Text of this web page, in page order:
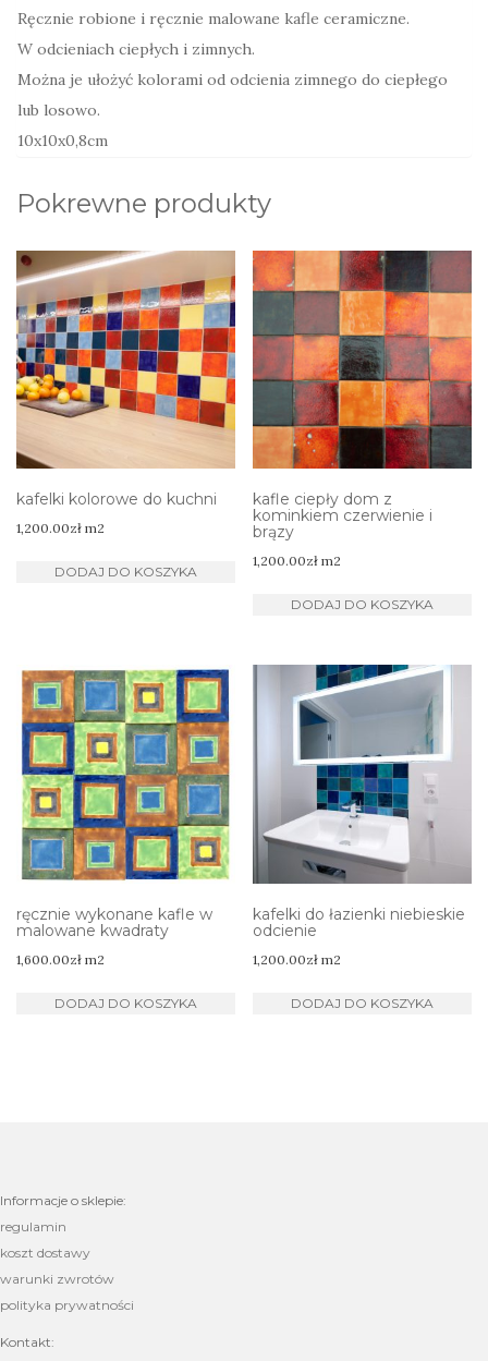
Ręcznie robione i ręcznie malowane kafle ceramiczne.
W odcieniach ciepłych i zimnych.
Można je ułożyć kolorami od odcienia zimnego do ciepłego
lub losowo.
10x10x0,8cm
Pokrewne produkty
kafelki kolorowe do kuchni
1,200.00zł m2
DODAJ DO KOSZYKA
kafle ciepły dom z
kominkiem czerwienie i
brązy
1,200.00zł m2
DODAJ DO KOSZYKA
ręcznie wykonane kafle w
malowane kwadraty
1,600.00zł m2
DODAJ DO KOSZYKA
kafelki do łazienki niebieskie
odcienie
1,200.00zł m2
DODAJ DO KOSZYKA
Informacje o sklepie:
regulamin
koszt dostawy
warunki zwrotów
polityka prywatności
Kontakt: